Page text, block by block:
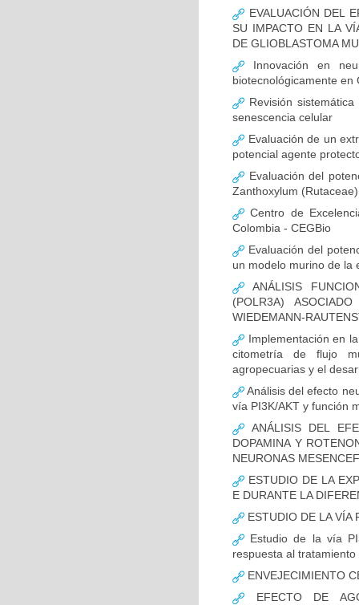
EVALUACIÓN DEL
SU IMPACTO EN LA
DE GLIOBLASTOMA
Innovación en
biotecnológicamente en
Revisión
senescencia celular
Evaluación de un
potencial agente
Evaluación del
Zanthoxylum
Centro de
Colombia - CEGBio
Evaluación del
un modelo murino de la
ANÁLISIS
(POLR3A)
WIEDEMANN-
Implementación en
citometría de flujo
agropecuarias y el
Análisis del efecto
vía PI3K/AKT y función
ANÁLISIS DEL
DOPAMINA Y
NEURONAS
ESTUDIO DE LA
E DURANTE LA
ESTUDIO DE LA VÍA
Estudio de la vía
respuesta al tratamiento
ENVEJECIMIENTO
EFECTO DE